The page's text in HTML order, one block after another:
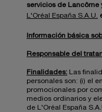
servicios de Lancôme
L'Oréal España S.A.U.
Información básica
Responsable del
Finalidades: Las
personales son: (i) el
promocionales por
medios ordinarios y
de L'Oréal España